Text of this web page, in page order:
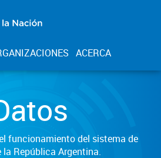
ACERCA
funcionamiento del sistema de
República Argentina.